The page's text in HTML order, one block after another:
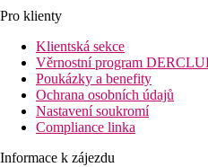
Pro klienty
Klientská sekce
Věrnostní program
Poukázky a benefity
Ochrana osobních údajů
Nastavení soukromí
Compliance linka
Informace k zájezdu